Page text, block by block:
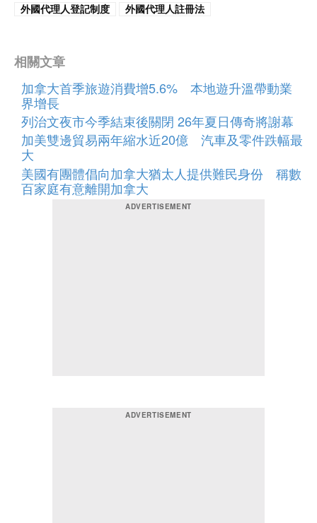
外國代理人登記制度
外國代理人註冊法
相關文章
加拿大首季旅遊消費增5.6% 本地遊升溫帶動業
界增長
列治文夜市今季結束後關閉 26年夏日傳奇將謝幕
加美雙邊貿易兩年縮水近20億 汽車及零件跌幅最
大
美國有團體倡向加拿大猶太人提供難民身份 稱數
百家庭有意離開加拿大